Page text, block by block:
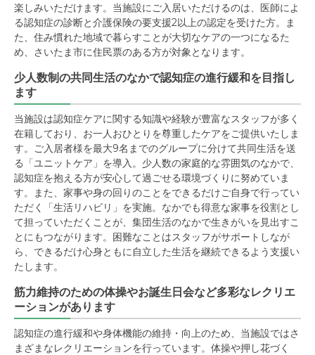
楽しみいただけます。当施設にご入居いただけるのは、医師によ
る認知症の診断と介護保険の要支援2以上の認定を受けた方。ま
た、住み慣れた地域で暮らすことが大切なケアの一つになるた
め、さいたま市に住民票のある方が対象となります。
少人数制の共同生活のなかで認知症の進行緩和を目指し
ます
当施設は認知症ケアに関する知識や経験が豊富なスタッフが多く
在籍しており、お一人おひとりを尊重したケアをご提供いたしま
す。ご入居者様を最大9名までのグループに分けて共同生活を送
る「ユニットケア」を導入。少人数の家庭的な雰囲気のなかで、
認知症を抱える方が安心して過ごせる環境づくりに努めていま
す。また、家事や身の回りのことをできるだけご自身で行ってい
ただく「生活リハビリ」を実施。なかでも得意な家事を役割とし
て担っていただくことが、集団生活のなかで生きがいを見出すこ
とにもつながります。困難なことはスタッフがサポートしなが
ら、できるだけ心身ともに自立した生活を継続できるよう支援い
たします。
筋力維持のための体操やお誕生日会など多彩なレクリエ
ーションがあります
認知症の進行緩和や身体機能の維持・向上のため、当施設ではさ
まざまなレクリエーションを行っています。体操や押し花づく